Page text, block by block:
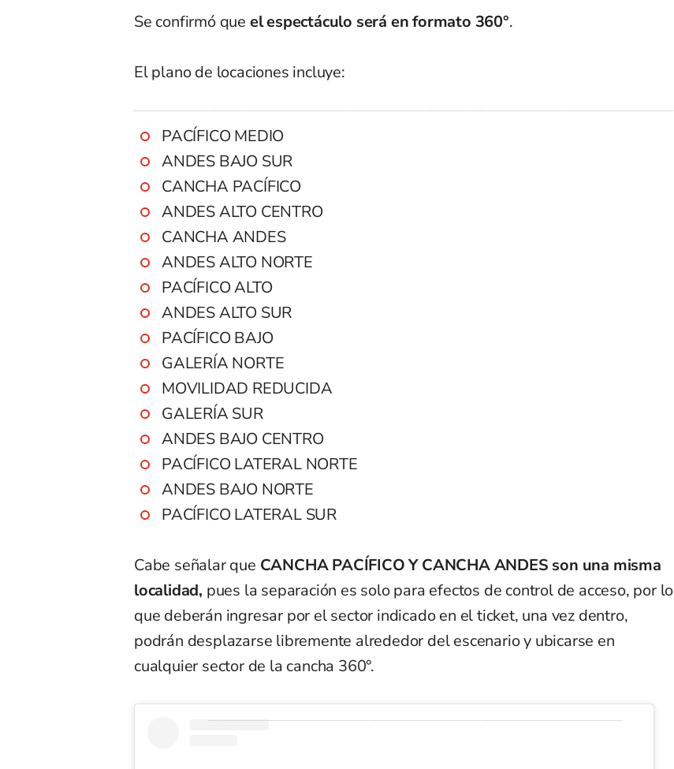
Se confirmó que el espectáculo será en formato 360°.
El plano de locaciones incluye:
PACÍFICO MEDIO
ANDES BAJO SUR
CANCHA PACÍFICO
ANDES ALTO CENTRO
CANCHA ANDES
ANDES ALTO NORTE
PACÍFICO ALTO
ANDES ALTO SUR
PACÍFICO BAJO
GALERÍA NORTE
MOVILIDAD REDUCIDA
GALERÍA SUR
ANDES BAJO CENTRO
PACÍFICO LATERAL NORTE
ANDES BAJO NORTE
PACÍFICO LATERAL SUR
Cabe señalar que CANCHA PACÍFICO Y CANCHA ANDES son una misma
localidad, pues la separación es solo para efectos de control de acceso, por lo
que deberán ingresar por el sector indicado en el ticket, una vez dentro,
podrán desplazarse libremente alrededor del escenario y ubicarse en
cualquier sector de la cancha 360°.